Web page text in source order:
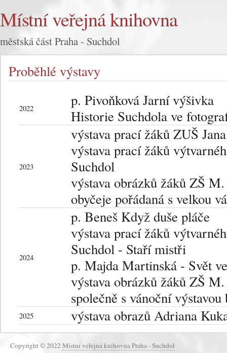
Místní veřejná knihovna
městská část Praha - Suchdol
Proběhlé výstavy
2022
p. Pivoňková Jarní výšivka
Historie Suchdola ve
2023
výstava prací žáků ZUŠ
výstava prací žáků
Suchdol
výstava obrázků žáků ZŠ
obyčeje pořádaná s velkou
2024
p. Beneš Když duše pláče
výstava prací žáků
Suchdol - Staří mistři
p. Majda Martinská - Svět
výstava obrázků žáků ZŠ
společně s vánoční výstavou
2025 výstava obrazů Adriana
Copyright © 2022 Místní veřejná knihovna Praha - Suchdol